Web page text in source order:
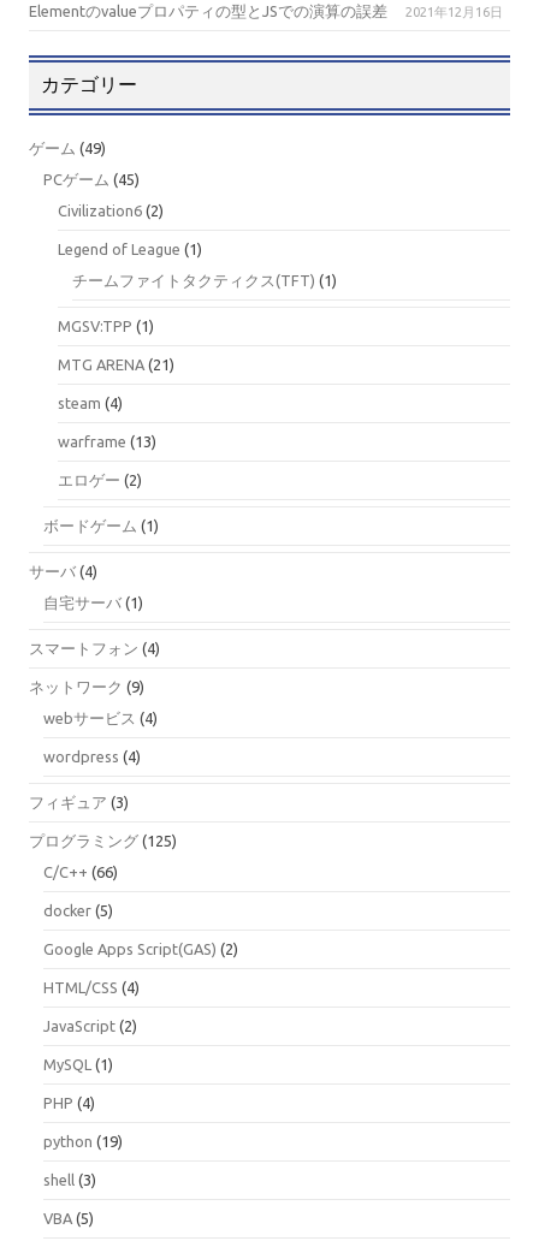
Elementのvalueプロパティの型とJSでの演算の誤差 2021年12月16日
カテゴリー
ゲーム (49)
PCゲーム (45)
Civilization6 (2)
Legend of League (1)
チームファイトタクティクス(TFT) (1)
MGSV:TPP (1)
MTG ARENA (21)
steam (4)
warframe (13)
エロゲー (2)
ボードゲーム (1)
サーバ (4)
自宅サーバ (1)
スマートフォン (4)
ネットワーク (9)
webサービス (4)
wordpress (4)
フィギュア (3)
プログラミング (125)
C/C++ (66)
docker (5)
Google Apps Script(GAS) (2)
HTML/CSS (4)
JavaScript (2)
MySQL (1)
PHP (4)
python (19)
shell (3)
VBA (5)